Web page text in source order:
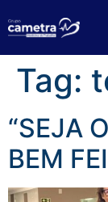
Tag:
“SEJA
BEM